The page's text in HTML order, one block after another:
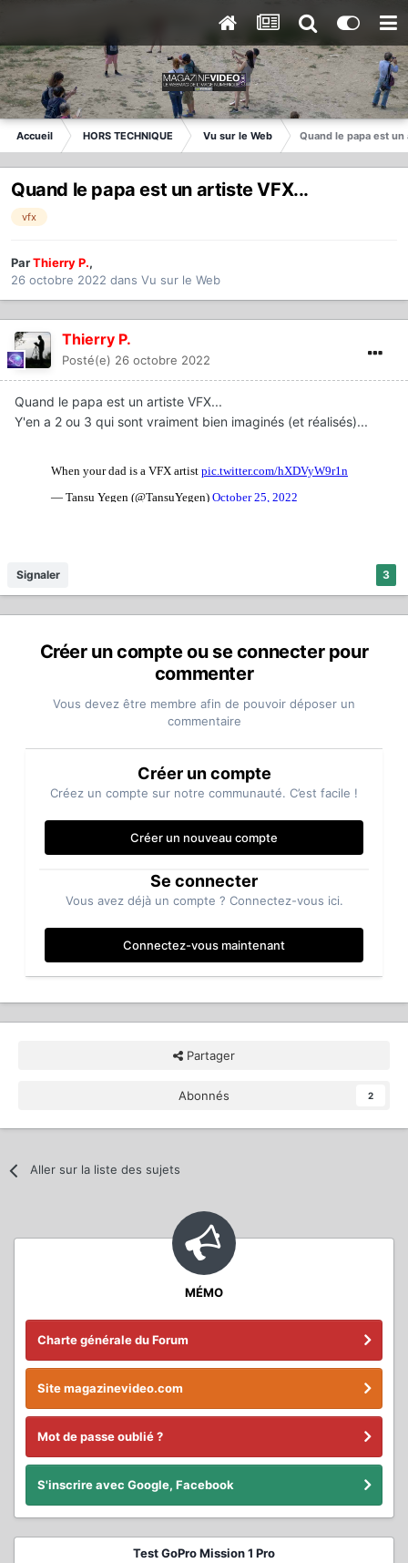
Accueil HORS TECHNIQUE Vu sur le Web Quand le papa est un
Quand le papa est un artiste VFX...
vfx
ParThierry P.,
26 octobre 2022 dans Vu sur le Web
Thierry P.
Posté(e) 26 octobre 2022
Quand le papa est un artiste VFX...
Y'en a 2 ou 3 qui sont vraiment bien imaginés (et réalisés)...
3
Signaler
Créer un compte ou se connecter pour
commenter
Vous devez être membre afin de pouvoir déposer un
commentaire
Créer un compte
Créez un compte sur notre communauté. C’est facile !
Créer un nouveau compte
Se connecter
Vous avez déjà un compte ? Connectez-vous ici.
Connectez-vous maintenant
Partager
Abonnés 2
Aller sur la liste des sujets
MÉMO
Charte générale du Forum
Site magazinevideo.com
Mot de passe oublié ?
S'inscrire avec Google, Facebook
Test GoPro Mission 1 Pro